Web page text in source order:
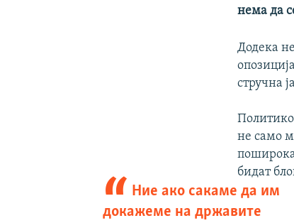
нема да
Додека
стручна
не само
бидат
Ние ако сакаме да им
докажеме на државите